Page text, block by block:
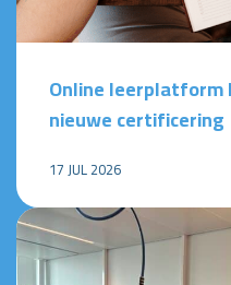
Online leerplatform
nieuwe certificering
17 JUL 2026